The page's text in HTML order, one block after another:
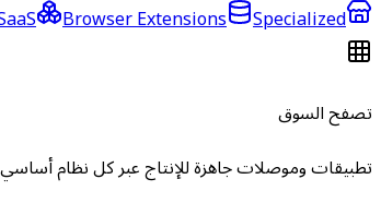
Browser Extensions Specialized
تصفح السوق
تطبيقات وموصلات جاهزة للإنتاج عبر كل نظام